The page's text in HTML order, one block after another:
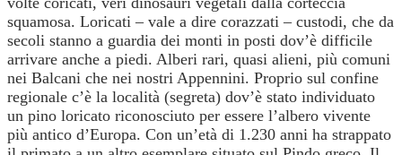
squamosa. Loricati – vale a dire corazzati – custodi, che da
secoli stanno a guardia dei monti in posti dov’è difficile
arrivare anche a piedi. Alberi rari, quasi alieni, più comuni
nei Balcani che nei nostri Appennini. Proprio sul confine
regionale c’è la località (segreta) dov’è stato individuato
un pino loricato riconosciuto per essere l’albero vivente
più antico d’Europa. Con un’età di 1.230 anni ha strappato